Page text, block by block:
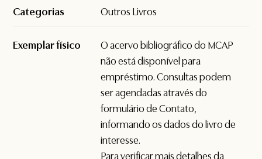
Categorias Outros Livros
Exemplar físico
O acervo bibliográfico do MCAP
não está disponível para
empréstimo. Consultas podem
ser agendadas através do
formulário deContato,
informando os dados do livro de
interesse.
Para verificar mais detalhes da